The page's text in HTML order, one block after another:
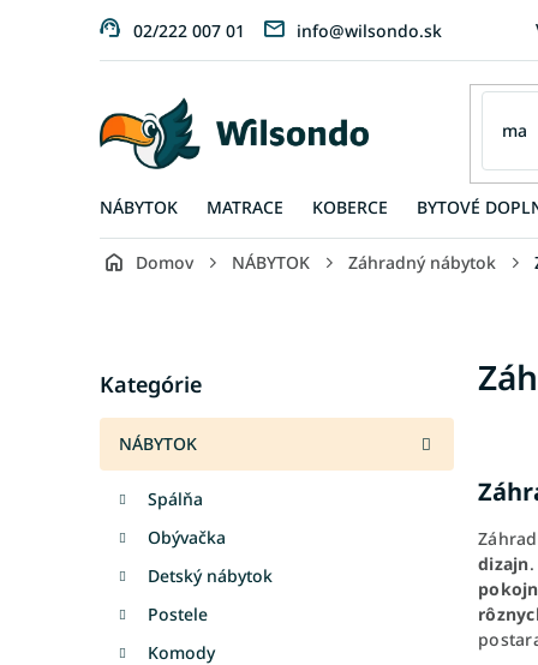
02/222 007 01 info@wilsondo.sk
NÁBYTOK MATRACE KOBERCE BYTOVÉ
Domov NÁBYTOK Záhradný nábytok
n
ý
p
kategórie
Kategórie
NÁBYTOK
Spálňa
Obývačka
Detský nábytok
Postele
Komody
dizajn